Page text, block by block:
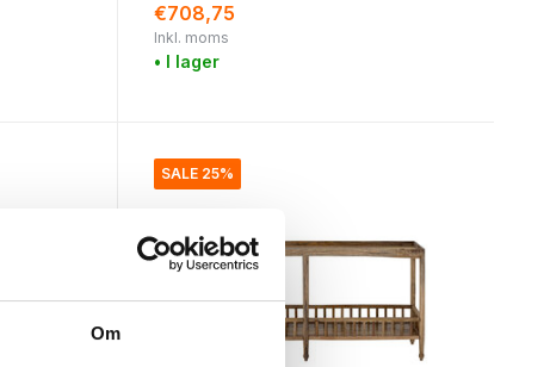
Om
€708,75
Inkl. moms
• I lager
SALE 25%